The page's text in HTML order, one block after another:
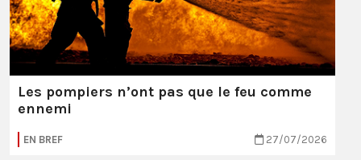
Les pompiers n’ont pas que le feu comme
ennemi
EN BREF 27/07/2026